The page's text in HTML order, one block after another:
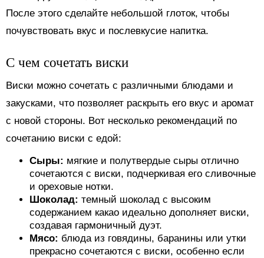
После этого сделайте небольшой глоток, чтобы
почувствовать вкус и послевкусие напитка.
С чем сочетать виски
Виски можно сочетать с различными блюдами и
закусками, что позволяет раскрыть его вкус и аромат
с новой стороны. Вот несколько рекомендаций по
сочетанию виски с едой:
Сыры: мягкие и полутвердые сыры отлично
сочетаются с виски, подчеркивая его сливочные
и ореховые нотки.
Шоколад: темный шоколад с высоким
содержанием какао идеально дополняет виски,
создавая гармоничный дуэт.
Мясо: блюда из говядины, баранины или утки
прекрасно сочетаются с виски, особенно если